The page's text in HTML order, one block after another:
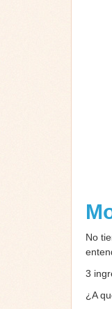
No
3
¿A